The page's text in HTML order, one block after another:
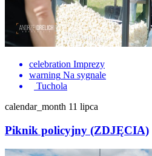
celebration Imprezy
warning Na sygnale
Tuchola
calendar_month 11 lipca
Piknik policyjny (ZDJĘCIA)